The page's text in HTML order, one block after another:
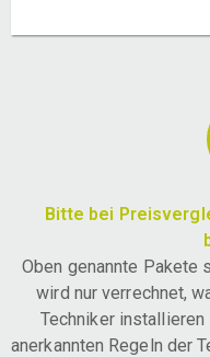
Bitte bei
Oben genannte Pakete
wird nur verrechnet,
Techniker
anerkannten Regeln der